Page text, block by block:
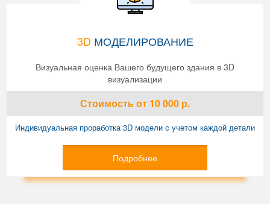
3D МОДЕЛИРОВАНИЕ
Визуальная оценка Вашего будущего здания в 3D
визуализации
Стоимостьот 10 000 р.
Индивидуальная проработка 3D модели с учетом каждой детали
Подробнее